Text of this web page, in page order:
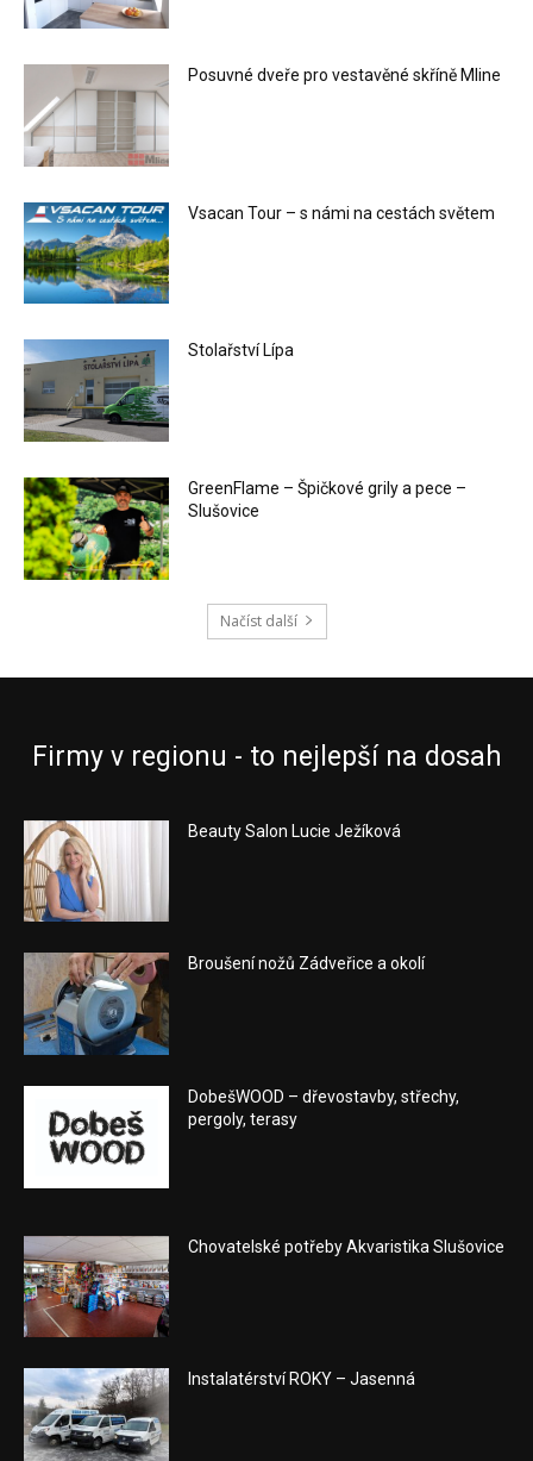
Posuvné dveře pro vestavěné skříně Mline
Vsacan Tour – s námi na cestách světem
Stolařství Lípa
GreenFlame – Špičkové grily a pece –
Slušovice
Načíst další
Firmy v regionu - to nejlepší na dosah
Beauty Salon Lucie Ježíková
Broušení nožů Zádveřice a okolí
DobešWOOD – dřevostavby, střechy,
pergoly, terasy
Chovatelské potřeby Akvaristika Slušovice
Instalatérství ROKY – Jasenná